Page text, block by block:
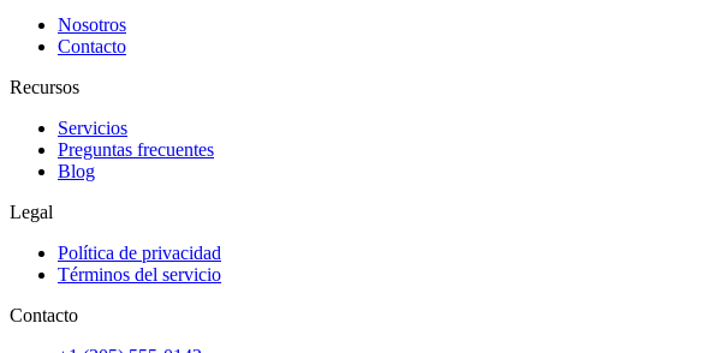
Nosotros
Contacto
Recursos
Servicios
Preguntas frecuentes
Blog
Legal
Política de privacidad
Términos del servicio
Contacto